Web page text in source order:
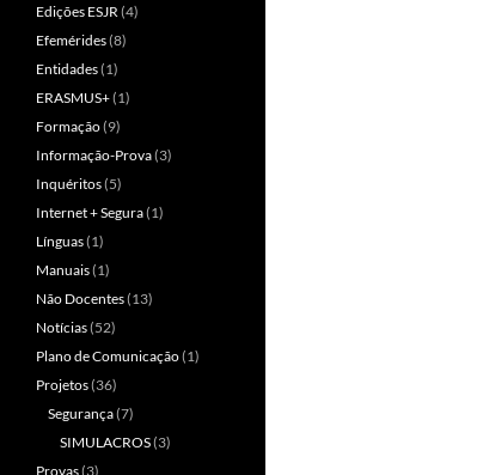
Edições ESJR (4)
Efemérides(8)
Entidades(1)
ERASMUS+(1)
Formação(9)
Informação-Prova(3)
Inquéritos(5)
Internet + Segura(1)
Línguas(1)
Manuais(1)
Não Docentes(13)
Notícias(52)
Plano de Comunicação(1)
Projetos(36)
Segurança(7)
SIMULACROS(3)
Provas(3)